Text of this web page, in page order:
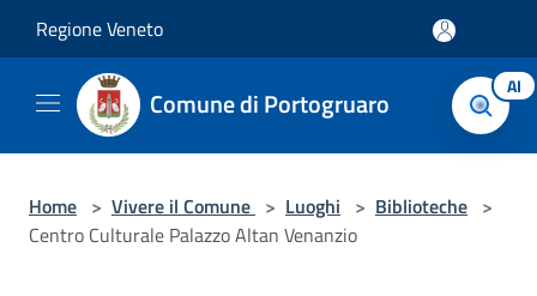
Regione Veneto
Comune di Portogruaro AI
Home > Vivere il Comune > Luoghi > Biblioteche >
Centro Culturale Palazzo Altan Venanzio